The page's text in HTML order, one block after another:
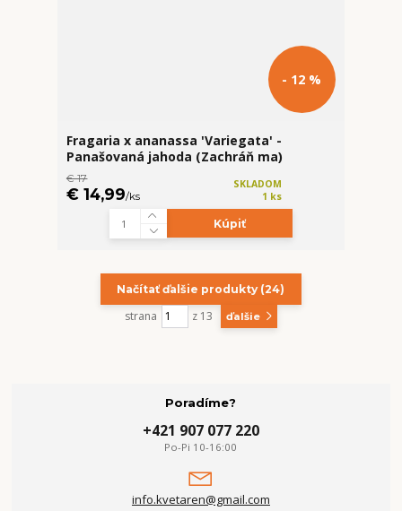
- 12 %
Fragaria x ananassa 'Variegata' -
Panašovaná jahoda (Zachráň ma)
€ 17
€ 14,99/ks
SKLADOM
1 ks
Kúpiť
Načítať ďalšie produkty (24)
strana z 13 ďalšie
Poradíme?
+421 907 077 220
Po-Pi 10-16:00
info.kvetaren@gmail.com